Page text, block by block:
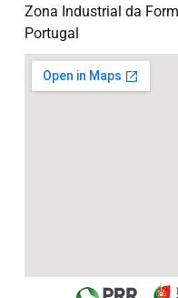
Zona Industrial da
Portugal